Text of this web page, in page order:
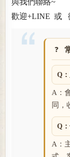
與我們聯絡~
歡迎+LINE 或
Q
A：
同，
Q
A：